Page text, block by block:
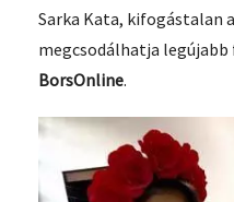
Sarka Kata, kifogástalan
megcsodálhatja legújabb
BorsOnline.